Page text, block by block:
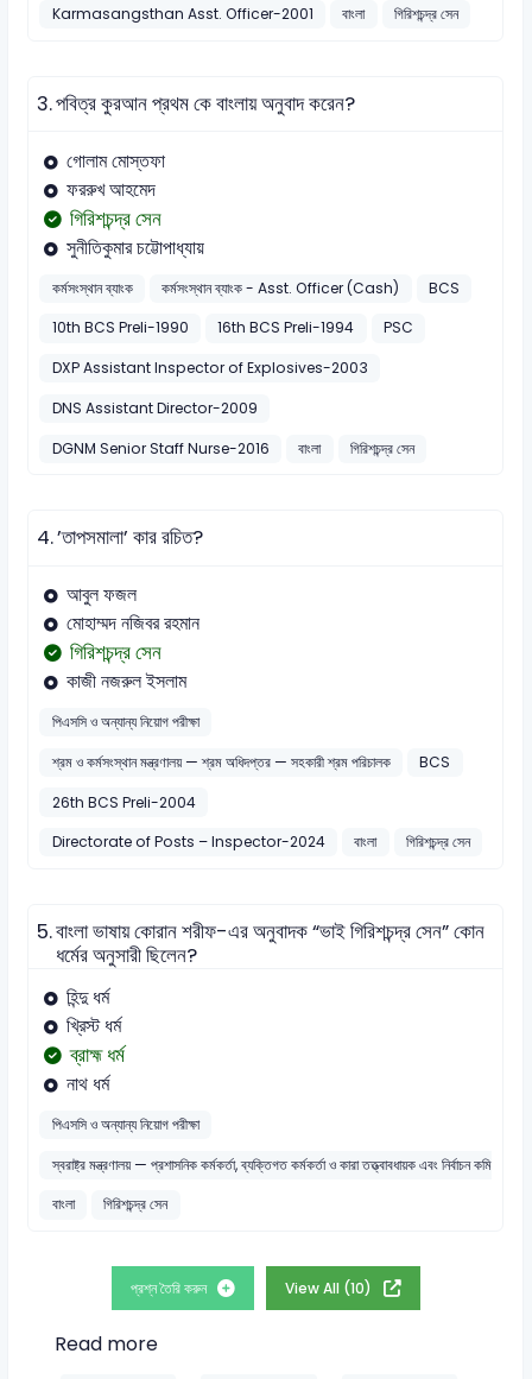
Karmasangsthan Asst. Officer-2001
বাংলা গিরিশচন্দ্র সেন
3.পবিত্র কুরআন প্রথম কে বাংলায় অনুবাদ করেন?
গোলাম মোস্তফা
ফররুখ আহমেদ
গিরিশচন্দ্র সেন
সুনীতিকুমার চট্টোপাধ্যায়
কর্মসংস্থান ব্যাংক কর্মসংস্থান ব্যাংক - Asst. Officer (Cash)
BCS
10th BCS Preli-1990
16th BCS Preli-1994
PSC
DXP Assistant Inspector of Explosives-2003
DNS Assistant Director-2009
DGNM Senior Staff Nurse-2016
বাংলা গিরিশচন্দ্র সেন
4.’তাপসমালা’ কার রচিত?
আবুল ফজল
মোহাম্মদ নজিবর রহমান
গিরিশচন্দ্র সেন
কাজী নজরুল ইসলাম
পিএসসি ও অন্যান্য নিয়োগ পরীক্ষা
শ্রম ও কর্মসংস্থান মন্ত্রণালয় — শ্রম অধিদপ্তর — সহকারী শ্রম পরিচালক
BCS
26th BCS Preli-2004
Directorate of Posts – Inspector-2024
বাংলা গিরিশচন্দ্র সেন
5.বাংলা ভাষায় কোরান শরীফ-এর অনুবাদক “ভাই গিরিশচন্দ্র সেন” কোন
ধর্মের অনুসারী ছিলেন?
হিন্দু ধর্ম
খ্রিস্ট ধর্ম
ব্রাহ্ম ধর্ম
নাথ ধর্ম
পিএসসি ও অন্যান্য নিয়োগ পরীক্ষা
স্বরাষ্ট্র মন্ত্রণালয় — প্রশাসনিক কর্মকর্তা, ব্যক্তিগত কর্মকর্তা ও কারা তত্ত্বাবধায়ক এবং নির্বাচন কমিশন
বাংলা
গিরিশচন্দ্র সেন
প্রশ্ন তৈরি করুন View All (10)
Read more